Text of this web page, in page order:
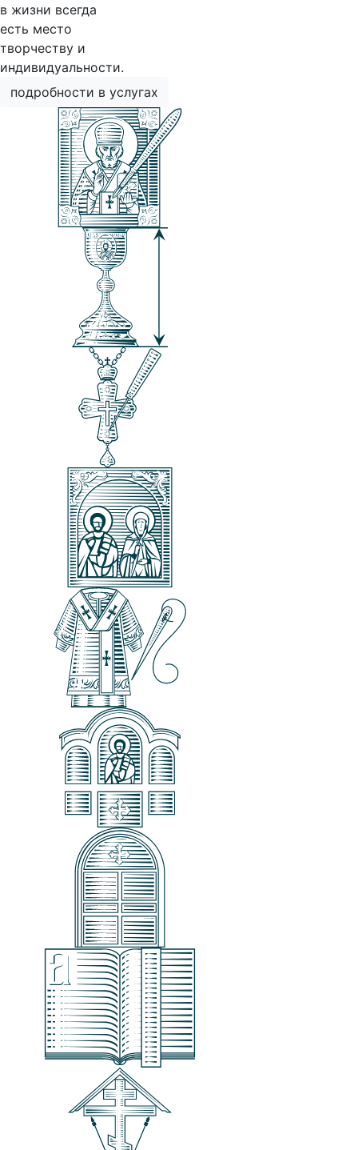
в жизни всегда
есть место
творчеству и
индивидуальности.
подробности в услугах